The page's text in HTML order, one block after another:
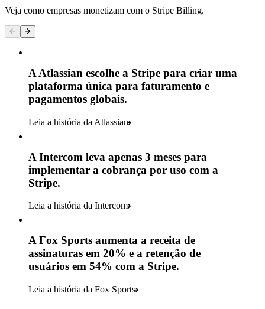
Veja como empresas monetizam com o Stripe Billing.
A Atlassian escolhe a Stripe para criar uma
plataforma única para faturamento e
pagamentos globais.
Leia a história da Atlassian
A Intercom leva apenas 3 meses para
implementar a cobrança por uso com a
Stripe.
Leia a história da Intercom
A Fox Sports aumenta a receita de
assinaturas em 20% e a retenção de
usuários em 54% com a Stripe.
Leia a história da Fox Sports